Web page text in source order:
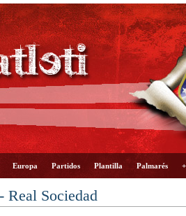
Europa Partidos Plantilla Palmarés
Sociedad